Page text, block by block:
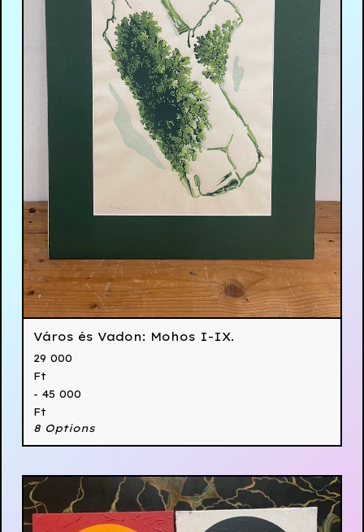
Város és Vadon: Mohos I-IX.
29 000
Ft
- 45 000
Ft
8 Options